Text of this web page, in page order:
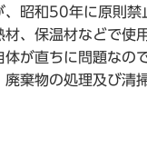
昭和50年に原則
、保温材などで使
が直ちに問題なの
棄物の処理及び清